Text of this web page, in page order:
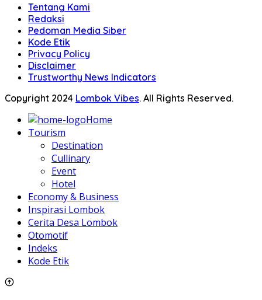
Tentang Kami
Redaksi
Pedoman Media Siber
Kode Etik
Privacy Policy
Disclaimer
Trustworthy News Indicators
Copyright 2024 Lombok Vibes. All Rights Reserved.
Home
Tourism
Destination
Cullinary
Event
Hotel
Economy & Business
Inspirasi Lombok
Cerita Desa Lombok
Otomotif
Indeks
Kode Etik